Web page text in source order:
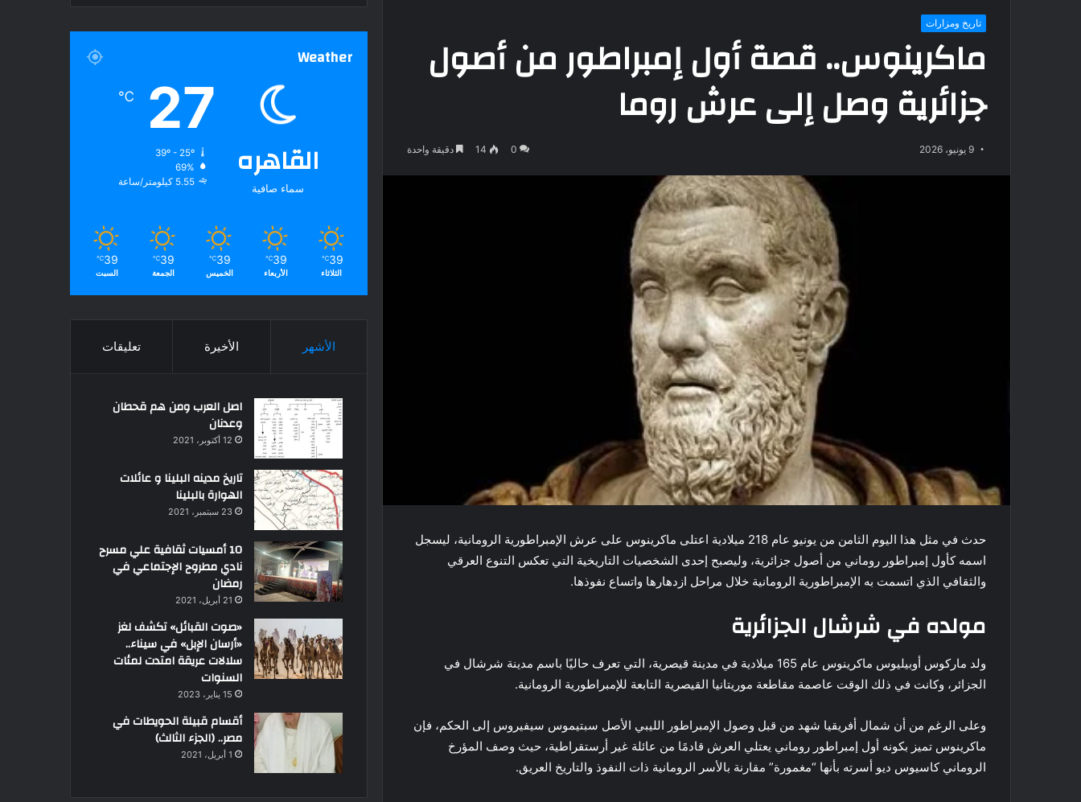
تاريخ ومزارات
ماكرينوس.. قصة أول إمبراطور من أصول
جزائرية وصل إلى عرش روما
9 يونيو، 2026 0
14 دقيقة واحدة
حدث في مثل هذا اليوم الثامن من يونيو عام 218 ميلادية اعتلى ماكرينوس على عرش الإمبراطورية الرومانية، ليسجل
اسمه كأول إمبراطور روماني من أصول جزائرية، وليصبح إحدى الشخصيات التاريخية التي تعكس التنوع العرقي
والثقافي الذي اتسمت به الإمبراطورية الرومانية خلال مراحل ازدهارها واتساع نفوذها.
مولده في شرشال الجزائرية
ولد ماركوس أوبيليوس ماكرينوس عام 165 ميلادية في مدينة قيصرية، التي تعرف حاليًا باسم مدينة شرشال في
الجزائر، وكانت في ذلك الوقت عاصمة مقاطعة موريتانيا القيصرية التابعة للإمبراطورية الرومانية.
وعلى الرغم من أن شمال أفريقيا شهد من قبل وصول الإمبراطور الليبي الأصل سبتيموس سيفيروس إلى الحكم، فإن
ماكرينوس تميز بكونه أول إمبراطور روماني يعتلي العرش قادمًا من عائلة غير أرستقراطية، حيث وصف المؤرخ
الروماني كاسيوس ديو أسرته بأنها “مغمورة” مقارنة بالأسر الرومانية ذات النفوذ والتاريخ العريق.
Weather
القاهره
سماء صافية
27
℃
39º - 25º
69%
5.55 كيلومتر/ساعة
39
℃
الثلاثاء
39
℃
الأربعاء
39
℃
الخميس
39
℃
الجمعة
39
℃
السبت
الأشهر الأخيرة تعليقات
اصل العرب ومن هم قحطان
وعدنان
12 أكتوبر، 2021
تاريخ مدينه البلينا و عائلات
الهوارة بالبلينا
23 سبتمبر، 2021
10 أمسيات ثقافية علي مسرح
نادي مطروح الإجتماعي في
رمضان
21 أبريل، 2021
«صوت القبائل» تكشف لغز
«أرسان الإبل» في سيناء..
سلالات عريقة امتدت لمئات
السنوات
15 يناير، 2023
أقسام قبيلة الحويطات في
مصر.. (الجزء الثالث)
1 أبريل، 2021